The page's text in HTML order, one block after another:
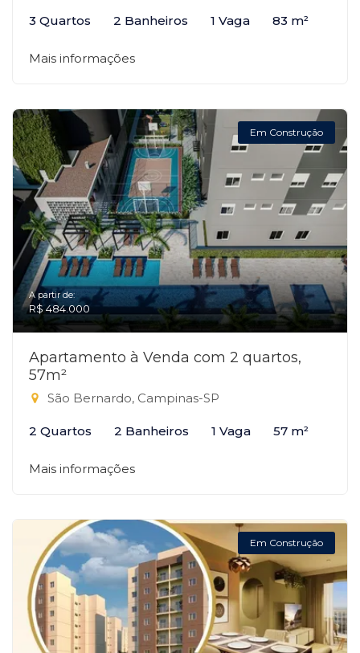
3 Quartos 2 Banheiros 1 Vaga 83 m²
Mais informações
Em Construção
A partir de:
R$ 484.000
Apartamento à Venda com 2 quartos,
57m²
São Bernardo, Campinas-SP
2 Quartos 2 Banheiros 1 Vaga 57 m²
Mais informações
Em Construção